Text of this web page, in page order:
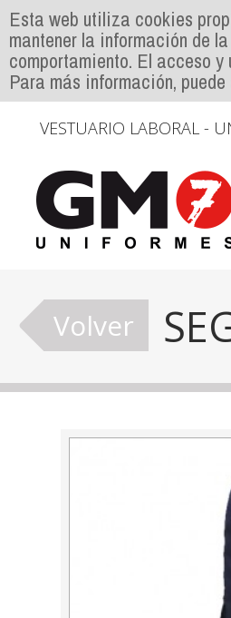
Esta web utiliza cookies
mantener la información de
comportamiento. El acceso
Para más información,
VESTUARIO LABORAL -
Volver